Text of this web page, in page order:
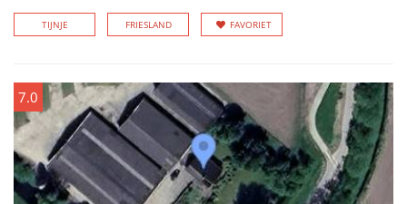
TIJNJE FRIESLAND FAVORIET
7.0